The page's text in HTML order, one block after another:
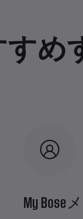
め
My